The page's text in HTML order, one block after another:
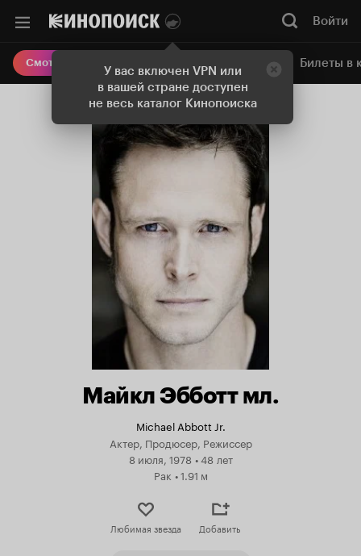
У вас включен VPN или
в вашей стране доступен
не весь каталог Кинопоиска
Войти
Смотреть кино Онлайн-кинотеатр Билеты в
Майкл Эбботт мл.
Michael Abbott Jr.
Актер, Продюсер, Режиссер
8 июля, 1978 •48 лет
Рак •1.91 м
Любимая звезда Добавить